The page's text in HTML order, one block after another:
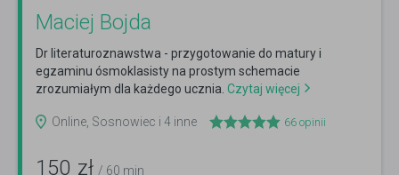
Maciej Bojda
Dr literaturoznawstwa - przygotowanie do matury i
egzaminu ósmoklasisty na prostym schemacie
zrozumiałym dla każdego ucznia. Czytaj więcej
Online, Sosnowiec i 4 inne 66 opinii
150 zł / 60 min